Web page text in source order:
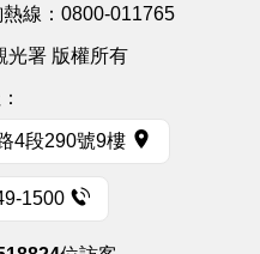
線： 0800-011765
光署 版權所有
4段290號9樓
1500